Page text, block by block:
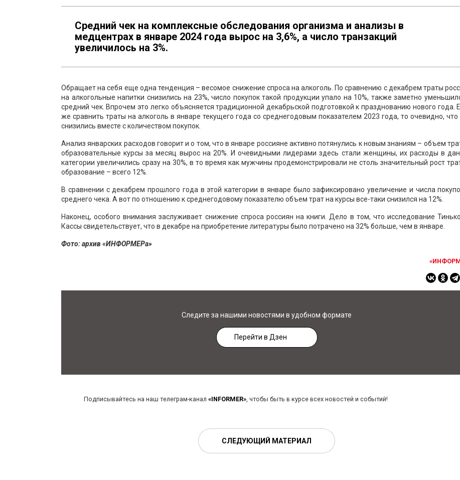
Средний чек на комплексные обследования организма и анализы в
медцентрах в январе 2024 года вырос на 3,6%, а число транзакций
увеличилось на 3%.
Обращает на себя еще одна тенденция – весомое снижение спроса на алкоголь. По сравнению с декабрем траты
на алкогольные напитки снизились на 23%, число покупок такой продукции упало на 10%, также заметно
средний чек. Впрочем это легко объясняется традиционной декабрьской подготовкой к празднованию нового года.
же сравнить траты на алкоголь в январе текущего года со среднегодовым показателем 2023 года, то очевидно, что
снизились вместе с количеством покупок.
Анализ январских расходов говорит и о том, что в январе россияне активно потянулись к новым знаниям – объем
образовательные курсы за месяц вырос на 20%. И очевидными лидерами здесь стали женщины, их расходы в
категории увеличились сразу на 30%, в то время как мужчины продемонстрировали не столь значительный рост
образование – всего 12%.
В сравнении с декабрем прошлого года в этой категории в январе было зафиксировано увеличение и числа
среднего чека. А вот по отношению к среднегодовому показателю объем трат на курсы все-таки снизился на 12%.
Наконец, особого внимания заслуживает снижение спроса россиян на книги. Дело в том, что исследование
Кассы свидетельствует, что в декабре на приобретение литературы было потрачено на 32% больше, чем в январе.
Фото: архив «ИНФОРМЕРа»
Следите за нашими новостями в удобном формате
Перейти в Дзен
Подписывайтесь на наш телеграм-канал «INFORMER», чтобы быть в курсе всех новостей и событий!
СЛЕДУЮЩИЙ МАТЕРИАЛ